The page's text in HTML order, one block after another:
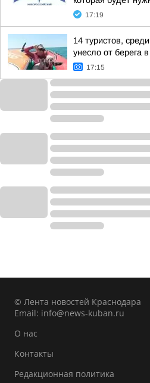
17:19
14 туристов,
унесло от берега
17:15
© Лента новостей Краснодара
Email: info@news-kuban.ru
О нас
Контакты
Редакционная политика